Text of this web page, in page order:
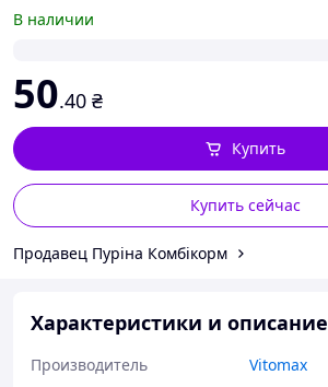
В наличии
50.40 ₴
Купить сейчас
Купить
Продавец Пуріна Комбікорм
Характеристики и описание
Производитель
Vitomax